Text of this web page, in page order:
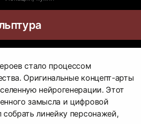
стало процессом
Оригинальные концепт-арты
нейрогенерации. Этот
замысла и цифровой
собрать линейку персонажей,